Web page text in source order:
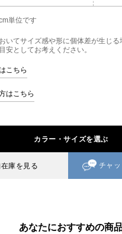
単位です
いてサイズ感や形に個体差が生じる
安としてお考えください。
こちら
はこちら
カラー・サイズを選ぶ
庫を見る チャ
あなたにおすすめの商